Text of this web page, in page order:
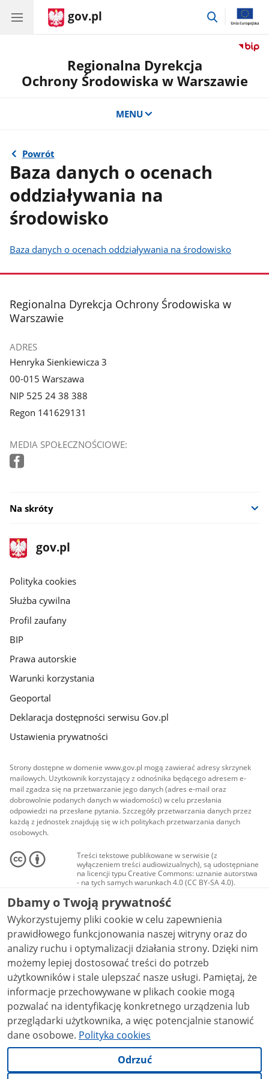
gov.pl
przejdź
Regionalna Dyrekcja
Ochrony Środowiska w Warszawie
MENU
Powrót
Baza danych o ocenach
oddziaływania na
środowisko
Baza danych o ocenach oddziaływania na środowisko
stopka
Regionalna Dyrekcja Ochrony Środowiska w
Warszawie
ADRES
Henryka Sienkiewicza 3
00-015 Warszawa
NIP 525 24 38 388
Regon 141629131
MEDIA SPOŁECZNOŚCIOWE:
Na skróty
stopka
gov.pl
Strona
gov.pl
gov.pl
Polityka cookies
Służba cywilna
Profil zaufany
BIP
Prawa autorskie
Warunki korzystania
Geoportal
Deklaracja dostępności serwisu Gov.pl
Ustawienia prywatności
Strony dostępne w domenie www.gov.pl mogą zawierać adresy skrzynek
mailowych. Użytkownik korzystający z odnośnika będącego adresem e-
mail zgadza się na przetwarzanie jego danych (adres e-mail oraz
dobrowolnie podanych danych w wiadomości) w celu przesłania
odpowiedzi na przesłane pytania. Szczegóły przetwarzania danych przez
każdą z jednostek znajdują się w ich politykach przetwarzania danych
osobowych.
Treści tekstowe publikowane w serwisie (z
wyłączeniem treści audiowizualnych), są udostępniane
na licencji typu Creative Commons: uznanie autorstwa
- na tych samych warunkach 4.0 (CC BY-SA 4.0).
Materiały audiowizualne, w tym zdjęcia, materiały
audio i wideo, są udostępniane na licencji typu
Creative Commons: uznanie autorstwa użycie
niekomercyjne - bez utworów zależnych 4.0 (CC BY-
NC-ND 4.0), o ile nie jest to stwierdzone inaczej.
Dbamy o Twoją prywatność
Wykorzystujemy pliki cookie w celu zapewnienia
prawidłowego funkcjonowania naszej witryny oraz do
analizy ruchu i optymalizacji działania strony. Dzięki nim
możemy lepiej dostosować treści do potrzeb
użytkowników i stale ulepszać nasze usługi. Pamiętaj, że
informacje przechowywane w plikach cookie mogą
pozwalać na identyfikację konkretnego urządzenia lub
przeglądarki użytkownika, a więc potencjalnie stanowić
dane osobowe. Polityka cookies
Odrzuć